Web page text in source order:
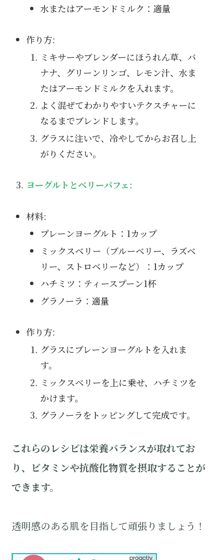
水またはアーモンドミルク：適量
作り方:
ミキサーやブレンダーにほうれん草、バ
ナナ、グリーンリンゴ、レモン汁、水ま
たはアーモンドミルクを入れます。
よく混ぜてわかりやすいテクスチャーに
なるまでブレンドします。
グラスに注いで、冷やしてからお召し上
がりください。
ヨーグルトとベリーパフェ:
材料:
プレーンヨーグルト：1カップ
ミックスベリー（ブルーベリー、ラズベ
リー、ストロベリーなど）：1カップ
ハチミツ：ティースプーン1杯
グラノーラ：適量
作り方:
グラスにプレーンヨーグルトを入れま
す。
ミックスベリーを上に乗せ、ハチミツを
かけます。
グラノーラをトッピングして完成です。
これらのレシピは栄養バランスが取れてお
り、ビタミンや抗酸化物質を摂取することが
できます。
透明感のある肌を目指して頑張りましょう！